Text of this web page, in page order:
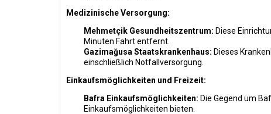
Medizinische Versorgung:
Mehmetçik Gesundheitszentrum: Diese
Minuten Fahrt entfernt.
Gazimağusa Staatskrankenhaus: Dieses
einschließlich Notfallversorgung.
Einkaufsmöglichkeiten und Freizeit:
Bafra Einkaufsmöglichkeiten: Die Gegend um
Einkaufsmöglichkeiten bieten.